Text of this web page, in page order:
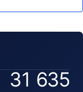
31 635